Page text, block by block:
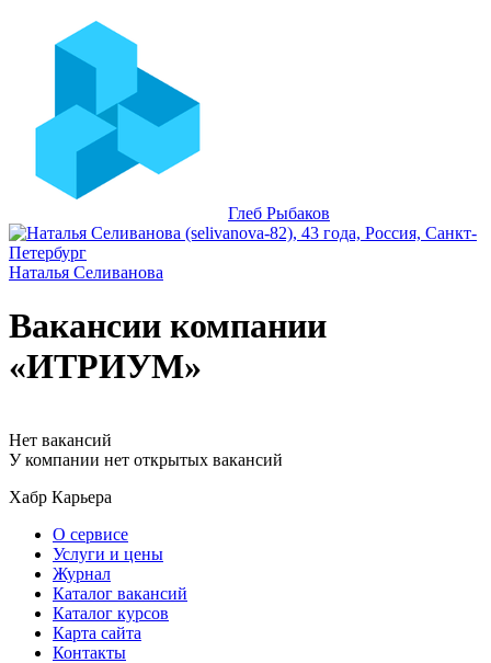
Глеб Рыбаков
Наталья Селиванова
Вакансии компании
«ИТРИУМ»
Нет вакансий
У компании нет открытых вакансий
Хабр Карьера
О сервисе
Услуги и цены
Журнал
Каталог вакансий
Каталог курсов
Карта сайта
Контакты